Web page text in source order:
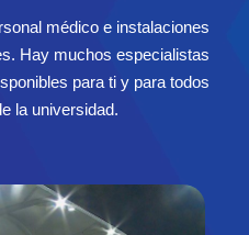
médico e instalaciones
Hay muchos especialistas
para ti y para todos
la universidad.